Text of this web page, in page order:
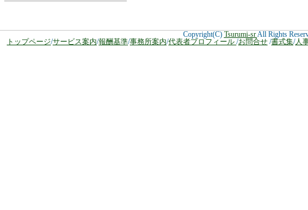
Copyright(C) Tsurumi-srAll Rights
トップページ/サービス案内/報酬基準/事務所案内/代表者プロフィール /お問合せ /書式集/人